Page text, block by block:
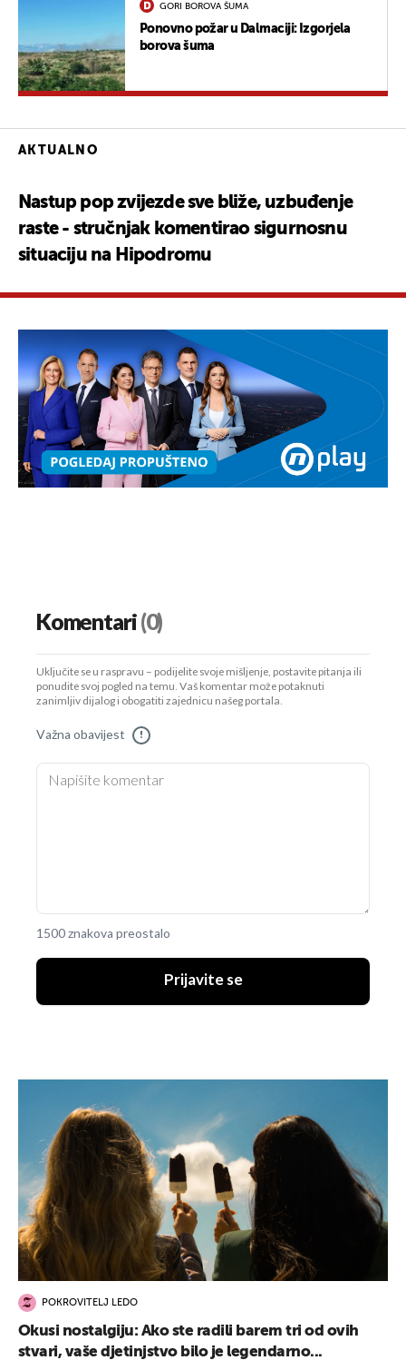
GORI BOROVA ŠUMA
Ponovno požar u Dalmaciji: Izgorjela
borova šuma
AKTUALNO
Nastup pop zvijezde sve bliže, uzbuđenje
raste - stručnjak komentirao sigurnosnu
situaciju na Hipodromu
Komentari(0)
Uključite se u raspravu – podijelite svoje mišljenje, postavite pitanja ili
ponudite svoj pogled na temu. Vaš komentar može potaknuti
zanimljiv dijalog i obogatiti zajednicu našeg portala.
Važna obavijest !
1500 znakova preostalo
Prijavite se
POKROVITELJ LEDO
Okusi nostalgiju: Ako ste radili barem tri od ovih
stvari, vaše djetinjstvo bilo je legendarno...